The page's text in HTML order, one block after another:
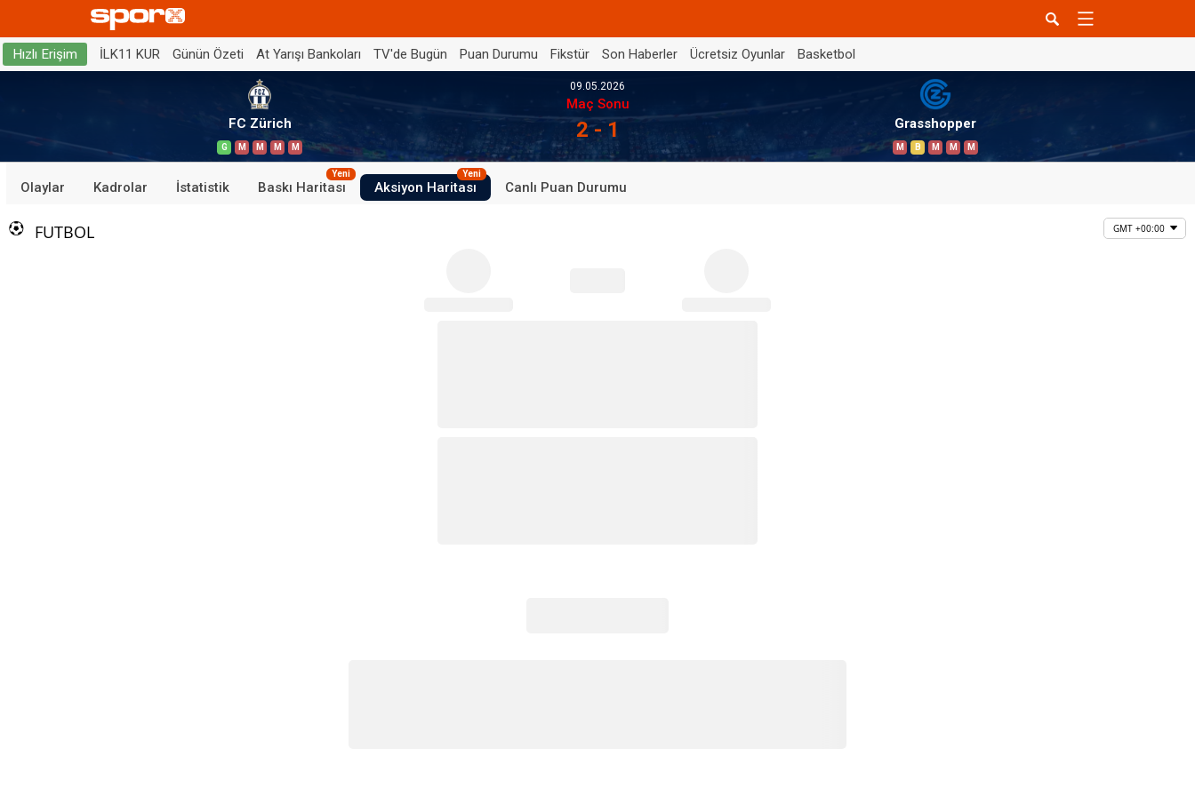
Hızlı Erişim İLK11 KUR Günün Özeti At Yarışı Bankoları TV'de Bugün Puan Durumu Fikstür Son Haberler Ücretsiz Oyunlar Basketbol
FC Zürich
G M M M M
09.05.2026
Maç Sonu
2 - 1 Grasshopper
M B M M M
Olaylar Kadrolar İstatistik Baskı Haritası
Yeni
Aksiyon Haritası
Yeni
Canlı Puan Durumu
FUTBOL GMT +00:00